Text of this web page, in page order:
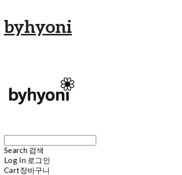
byhyoni
Search 검색
Log In 로그인
Cart장바구니